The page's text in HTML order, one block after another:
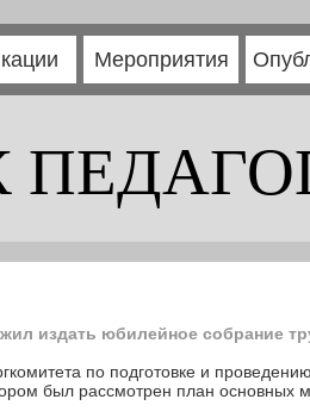
Мероприятия
издать юбилейное собрание
по подготовке и
был рассмотрен план основных